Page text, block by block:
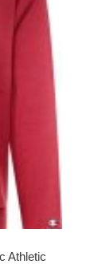
Athletic